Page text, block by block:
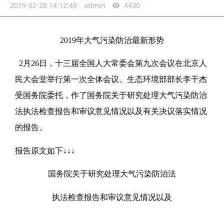
2019-02-28 14:12:48 admin 4430
2019年大气污染防治最新形势
2月26日，十三届全国人大常委会第九次会议在北京人
民大会堂举行第一次全体会议。生态环境部部长李干杰
受国务院委托，作了国务院关于研究处理大气污染防治
法执法检查报告和审议意见情况以及有关决议落实情况
的报告。
报告原文如下↓↓↓
国务院关于研究处理大气污染防治法
执法检查报告和审议意见情况以及